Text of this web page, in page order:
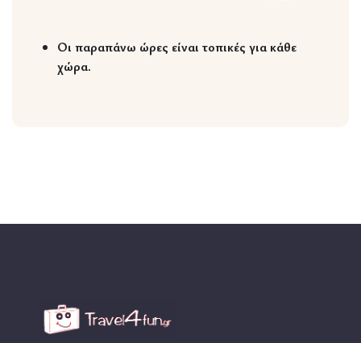
Οι παραπάνω ώρες είναι τοπικές για κάθε
χώρα.